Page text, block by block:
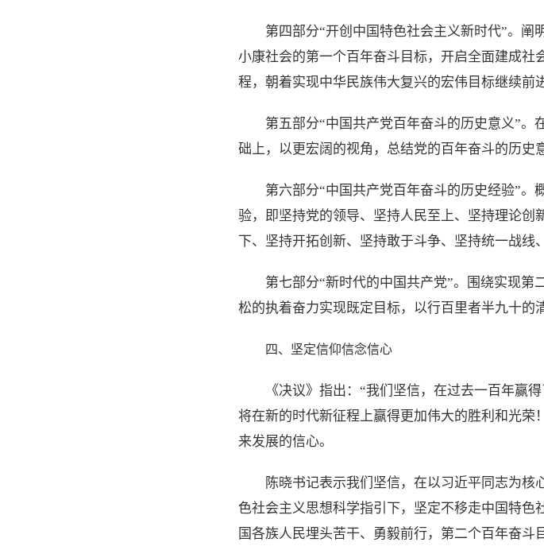
第四部分“开创中国特色社会主义新时代”。
小康社会的第一个百年奋斗目标，开启全面建成社
程，朝着实现中华民族伟大复兴的宏伟目标继续前
第五部分“中国共产党百年奋斗的历史意义”
础上，以更宏阔的视角，总结党的百年奋斗的历史
第六部分“中国共产党百年奋斗的历史经验”
验，即坚持党的领导、坚持人民至上、坚持理论
下、坚持开拓创新、坚持敢于斗争、坚持统一战线
第七部分“新时代的中国共产党”。围绕实现
松的执着奋力实现既定目标，以行百里者半九十的
四、坚定信仰信念信心
《决议》指出：“我们坚信，在过去一百年赢
将在新的时代新征程上赢得更加伟大的胜利和光
来发展的信心。
陈晓书记表示我们坚信，在以习近平同志为
色社会主义思想科学指引下，坚定不移走中国特
国各族人民埋头苦干、勇毅前行，第二个百年奋斗